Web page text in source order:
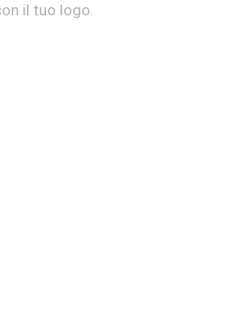
il tuo logo.